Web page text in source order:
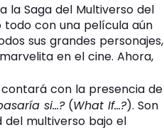
la Saga del Multiverso del
con una película aún
sus grandes personajes,
en el cine. Ahora,
contará con la presencia de
si…?(What If…?). Son
del multiverso bajo el